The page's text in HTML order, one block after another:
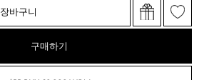
장바구니
구매하기